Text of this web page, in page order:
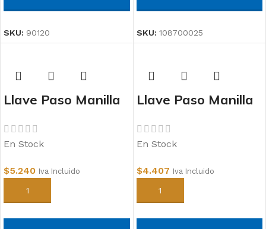
SKU: 90120 SKU: 108700025
Llave Paso Manilla
PPR
En Stock
$5.240 Iva Incluido
Añadir al carrito
Llave Paso Manilla
PPR
En Stock
$4.407 Iva Incluido
Añadir al carrito